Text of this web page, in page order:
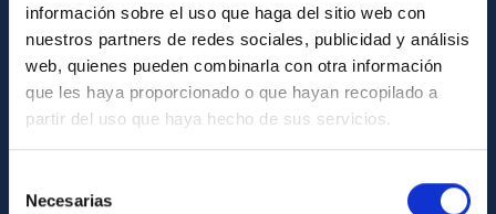
información sobre el uso que haga del sitio web con
nuestros partners de redes sociales, publicidad y análisis
web, quienes pueden combinarla con otra información
que les haya proporcionado o que hayan recopilado a
partir del uso que haya hecho de sus servicios.
Necesarias
Contacto
Cómo llegar al IAC
Directorio de personal
Biblioteca